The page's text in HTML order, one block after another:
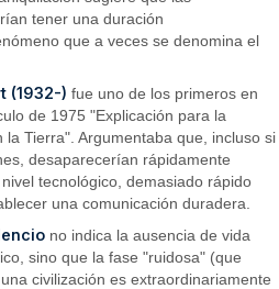
tener una duración
que a veces se denomina el
(1932-) fue uno de los primeros en
de 1975 "Explicación para la
Tierra". Argumentaba que, incluso si
desaparecerían rápidamente
tecnológico, demasiado rápido
una comunicación duradera.
no indica la ausencia de vida
sino que la fase "ruidosa" (que
civilización es extraordinariamente